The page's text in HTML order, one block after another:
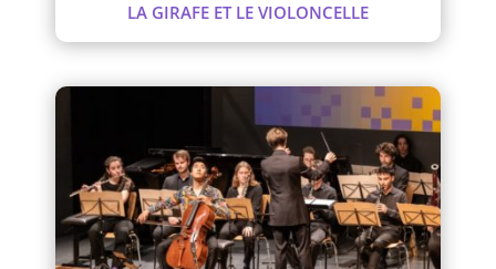
LA GIRAFE ET LE VIOLONCELLE